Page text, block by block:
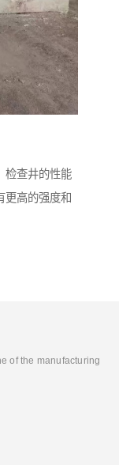
检查井的性能
更高的强度和
of the manufacturing